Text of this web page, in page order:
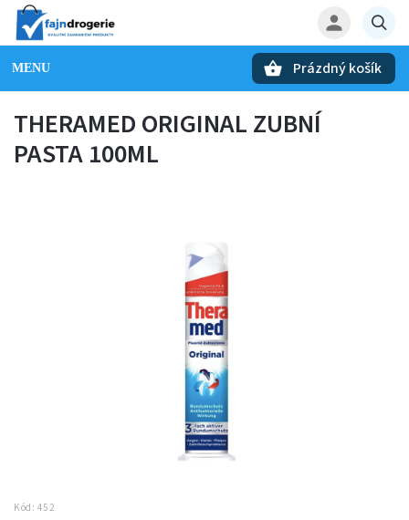
Prázdný košík
THERAMED ORIGINAL ZUBNÍ
PASTA 100ML
Kód: 452